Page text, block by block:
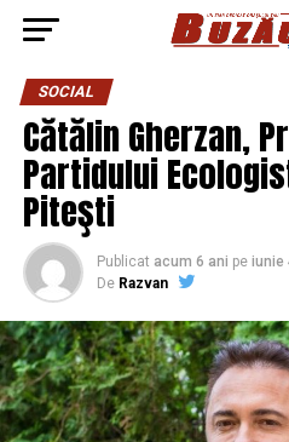
SOCIAL
Cătălin Gherzan,
Partidului
Piteşti
Publicat acum 6 ani pe iunie
De Razvan